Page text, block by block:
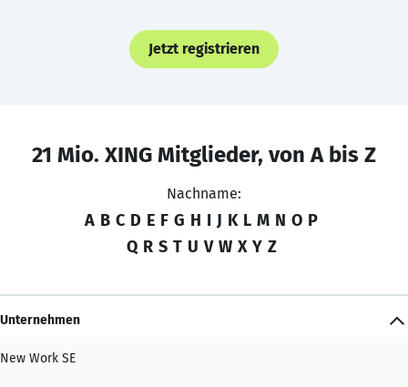
Jetzt registrieren
21 Mio. XING Mitglieder, von A bis Z
Nachname:
A B C D E F G H I J K L M N O P
Q R S T U V W X Y Z
Unternehmen
New Work SE